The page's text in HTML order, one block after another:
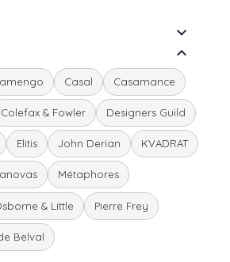


Casal Casamance
Colefax & Fowler Designers Guild
Elitis John Derian KVADRAT
Métaphores
& Little Pierre Frey
Belval